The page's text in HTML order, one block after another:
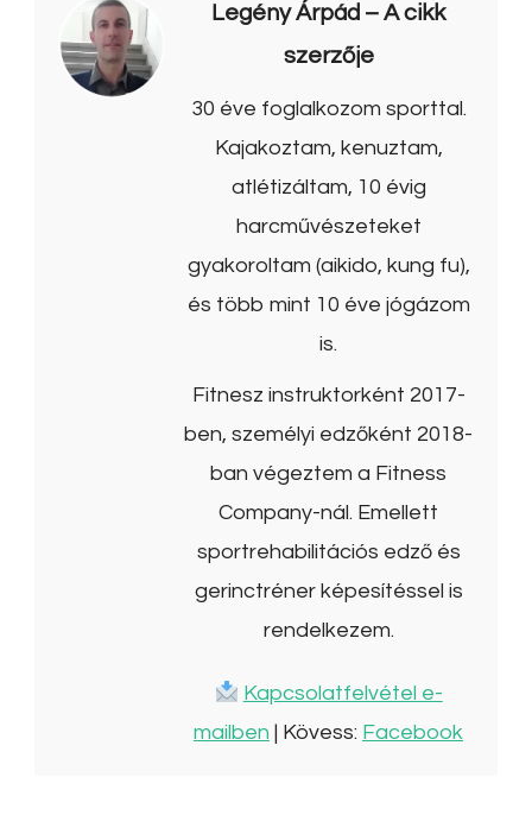
Legény Árpád – A cikk
szerzője
30 éve foglalkozom sporttal.
Kajakoztam, kenuztam,
atlétizáltam, 10 évig
harcművészeteket
gyakoroltam (aikido, kung fu),
és több mint 10 éve jógázom
is.
Fitnesz instruktorként 2017-
ben, személyi edzőként 2018-
ban végeztem a Fitness
Company-nál. Emellett
sportrehabilitációs edző és
gerinctréner képesítéssel is
rendelkezem.
Kapcsolatfelvétel e-
mailben | Kövess: Facebook